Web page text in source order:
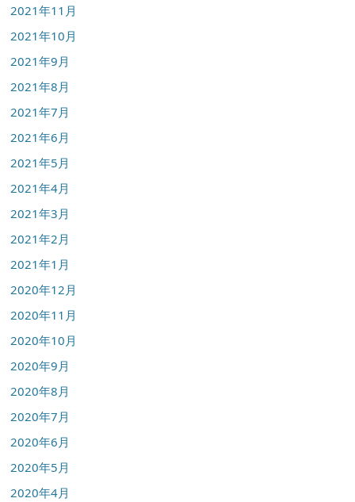
2021年11月
2021年10月
2021年9月
2021年8月
2021年7月
2021年6月
2021年5月
2021年4月
2021年3月
2021年2月
2021年1月
2020年12月
2020年11月
2020年10月
2020年9月
2020年8月
2020年7月
2020年6月
2020年5月
2020年4月